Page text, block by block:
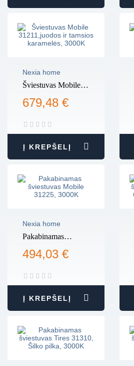
Nexia home
Šviestuvas Mobile
tamsios karamelės,
679,48 €
Į KREPŠELĮ
Nexia home
Pakabinamas
31225, 3000K
494,03 €
Į KREPŠELĮ